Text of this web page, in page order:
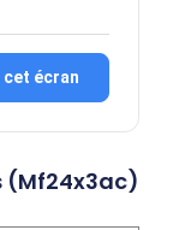
cet écran
(mf24x3ac)